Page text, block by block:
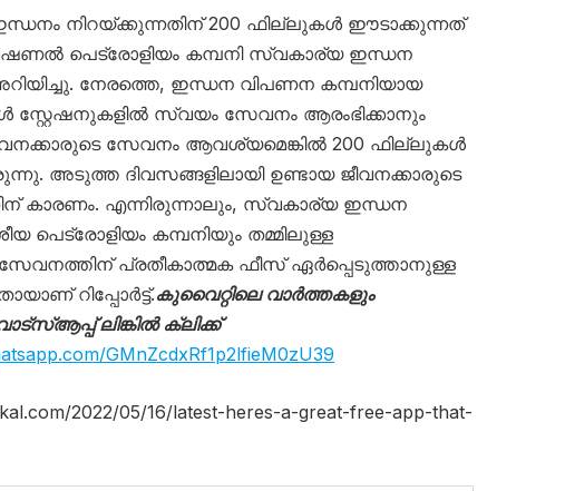
നിറയ്ക്കുന്നതിന് 200 ഫില്ലുകൾ ഈടാക്കുന്നത്
പെട്രോളിയം കമ്പനി സ്വകാര്യ ഇന്ധന
അറിയിച്ചു. നേരത്തെ, ഇന്ധന വിപണന കമ്പനിയായ
സ്റ്റേഷനുകളിൽ സ്വയം സേവനം ആരംഭിക്കാനും
സേവനം ആവശ്യമെങ്കിൽ 200 ഫില്ലുകൾ
അടുത്ത ദിവസങ്ങളിലായി ഉണ്ടായ ജീവനക്കാരുടെ
കാരണം. എന്നിരുന്നാലും, സ്വകാര്യ ഇന്ധന
പെട്രോളിയം കമ്പനിയും തമ്മിലുള്ള
പ്രതീകാത്മക ഫീസ് ഏർപ്പെടുത്താനുള്ള
റിപ്പോർട്ട്.കുവൈറ്റിലെ വാര്‍ത്തകളും
ലിങ്കില്‍ ക്ലിക്ക്
GMnZcdxRf1p2lfieM0zU39
2022/05/16/latest-heres-a-great-free-app-that-